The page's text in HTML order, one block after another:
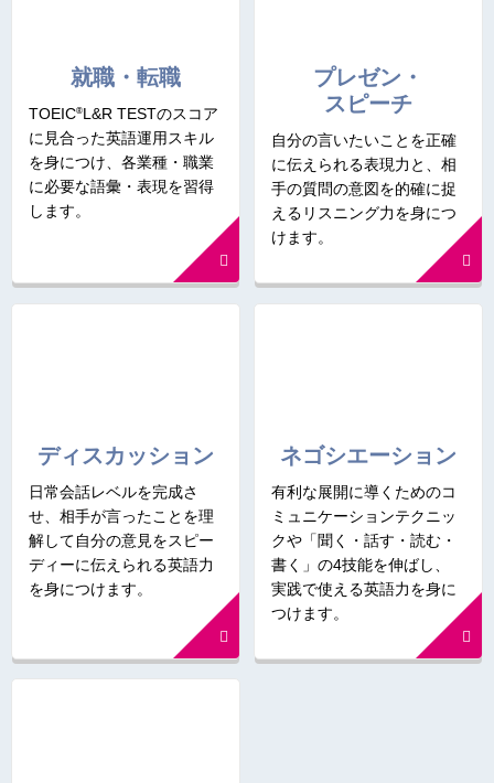
就職・転職
TOEIC®L&R TESTのスコア
に見合った英語運用スキル
を身につけ、各業種・職業
に必要な語彙・表現を習得
します。
プレゼン・
スピーチ
自分の言いたいことを正確
に伝えられる表現力と、相
手の質問の意図を的確に捉
えるリスニング力を身につ
けます。
ディスカッション
日常会話レベルを完成さ
せ、相手が言ったことを理
解して自分の意見をスピー
ディーに伝えられる英語力
を身につけます。
ネゴシエーション
有利な展開に導くためのコ
ミュニケーションテクニッ
クや「聞く・話す・読む・
書く」の4技能を伸ばし、
実践で使える英語力を身に
つけます。